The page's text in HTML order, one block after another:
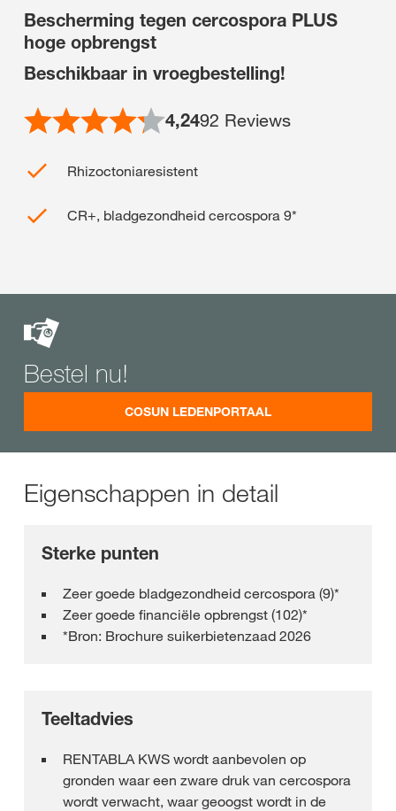
Bescherming tegen cercospora PLUS
hoge opbrengst
Beschikbaar in vroegbestelling!
4,2492 Reviews
Rhizoctoniaresistent
CR+, bladgezondheid cercospora 9*
Bestel nu!
COSUN LEDENPORTAAL
Eigenschappen in detail
Sterke punten
Zeer goede bladgezondheid cercospora (9)*
Zeer goede financiële opbrengst (102)*
*Bron: Brochure suikerbietenzaad 2026
Teeltadvies
RENTABLA KWS wordt aanbevolen op
gronden waar een zware druk van cercospora
wordt verwacht, waar geoogst wordt in de